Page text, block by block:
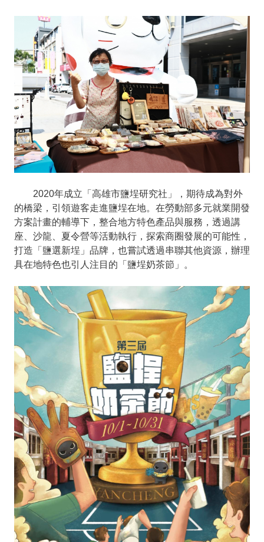
2020年成立「高雄市鹽埕研究社」，期待成為對外
的橋梁，引領遊客走進鹽埕在地。在勞動部多元就業開發
方案計畫的輔導下，整合地方特色產品與服務，透過講
座、沙龍、夏令營等活動執行，探索商圈發展的可能性，
打造「鹽選新埕」品牌，也嘗試透過串聯其他資源，辦理
具在地特色也引人注目的「鹽埕奶茶節」。